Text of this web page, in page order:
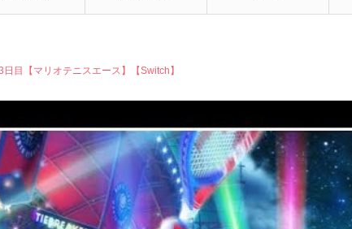
目【マリオテニスエース】【Switch】